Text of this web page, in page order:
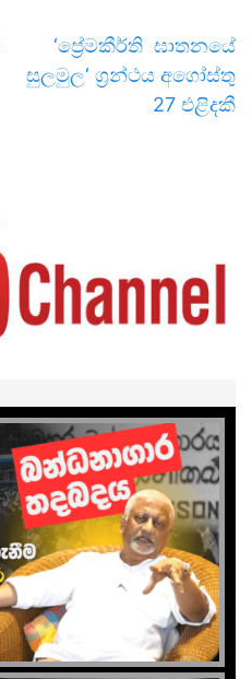
‘ප්‍රේමකීර්ති ඝාතනයේ
සුලමුල‘ ග්‍රන්ථය අගෝස්තු
27 එළිදකී